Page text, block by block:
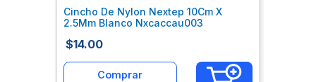
Cincho De Nylon Nextep 10Cm X
2.5Mm Blanco Nxcaccau003
$14.00
Comprar